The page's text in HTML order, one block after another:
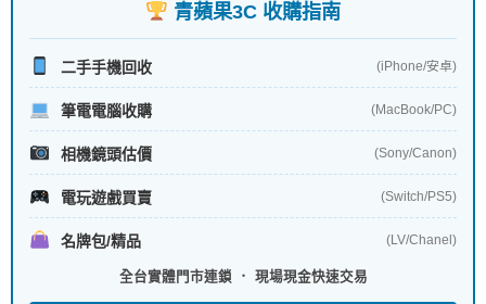
青蘋果3C 收購指南
二手手機回收 (iPhone/安卓)
筆電電腦收購 (MacBook/PC)
相機鏡頭估價 (Sony/Canon)
電玩遊戲買賣 (Switch/PS5)
名牌包/精品 (LV/Chanel)
全台實體門市連鎖 ． 現場現金快速交易